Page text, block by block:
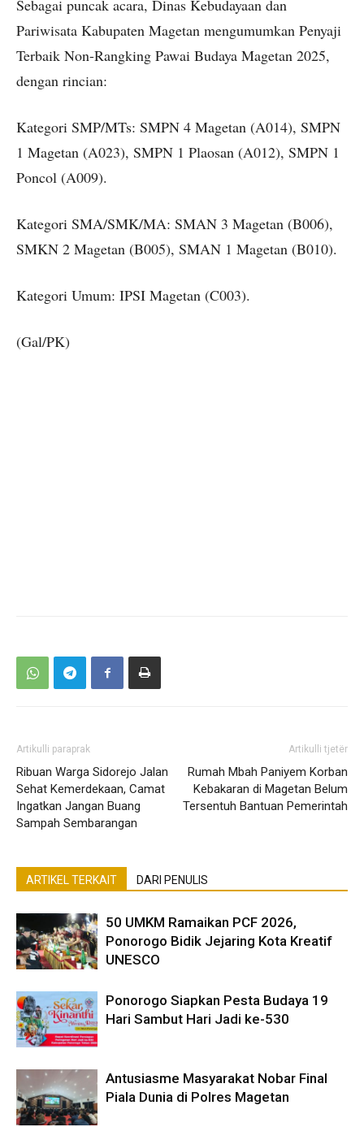
Sebagai puncak acara, Dinas Kebudayaan dan
Pariwisata Kabupaten Magetan mengumumkan Penyaji
Terbaik Non-Rangking Pawai Budaya Magetan 2025,
dengan rincian:
Kategori SMP/MTs: SMPN 4 Magetan (A014), SMPN
1 Magetan (A023), SMPN 1 Plaosan (A012), SMPN 1
Poncol (A009).
Kategori SMA/SMK/MA: SMAN 3 Magetan (B006),
SMKN 2 Magetan (B005), SMAN 1 Magetan (B010).
Kategori Umum: IPSI Magetan (C003).
(Gal/PK)
Artikulli paraprak
Ribuan Warga Sidorejo Jalan
Sehat Kemerdekaan, Camat
Ingatkan Jangan Buang
Sampah Sembarangan
Artikulli tjetër
Rumah Mbah Paniyem Korban
Kebakaran di Magetan Belum
Tersentuh Bantuan Pemerintah
ARTIKEL TERKAIT DARI PENULIS
50 UMKM Ramaikan PCF 2026,
Ponorogo Bidik Jejaring Kota Kreatif
UNESCO
Ponorogo Siapkan Pesta Budaya 19
Hari Sambut Hari Jadi ke-530
Antusiasme Masyarakat Nobar Final
Piala Dunia di Polres Magetan